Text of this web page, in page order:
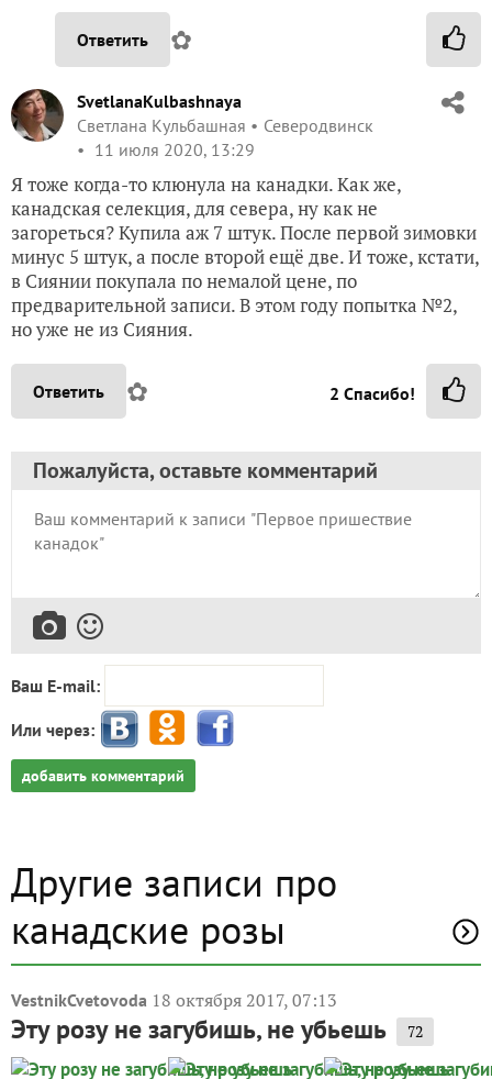
Ответить ✿
SvetlanaKulbashnaya
Светлана Кульбашная
Северодвинск
11 июля 2020, 13:29
Я тоже когда-то клюнула на канадки. Как же,
канадская селекция, для севера, ну как не
загореться? Купила аж 7 штук. После первой зимовки
минус 5 штук, а после второй ещё две. И тоже, кстати,
в Сиянии покупала по немалой цене, по
предварительной записи. В этом году попытка №2,
но уже не из Сияния.
Ответить ✿ 2 Спасибо!
Пожалуйста, оставьте комментарий
Ваш E-mail:
Или через:
добавить комментарий
Другие записи про
канадские розы
VestnikCvetovoda 18 октября 2017, 07:13
Эту розу не загубишь, не убьешь 72